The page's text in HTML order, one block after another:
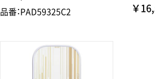
品番：PAD59325C2 ￥